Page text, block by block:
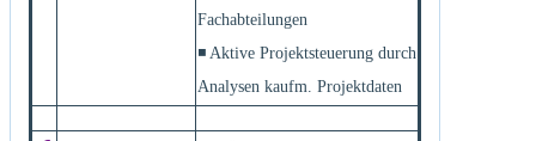
Fachabteilungen
◾ Aktive Projektsteuerung durch
Analysen kaufm. Projektdaten